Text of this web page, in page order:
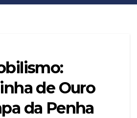
de Ouro
da Penha